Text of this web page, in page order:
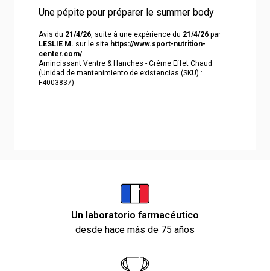
Une pépite pour préparer le summer body
Avis du 21/4/26 , suite à une expérience du 21/4/26 par
LESLIE M. sur le site https://www.sport-nutrition-
center.com/
Amincissant Ventre & Hanches - Crème Effet Chaud
(Unidad de mantenimiento de existencias (SKU) :
F4003837)
Un laboratorio farmacéutico
desde hace más de 75 años